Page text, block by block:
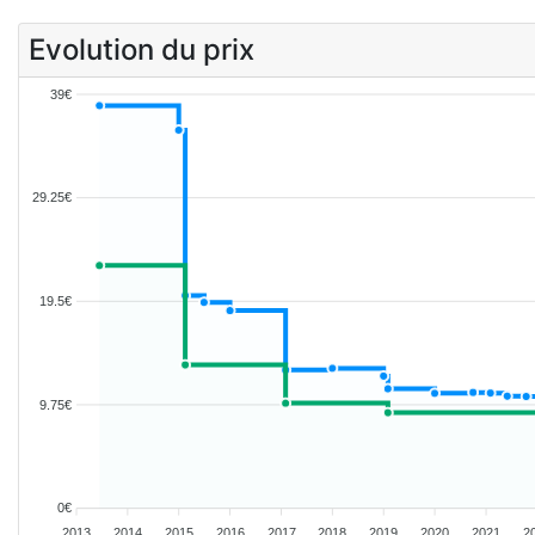
Evolution du prix
39€
29.25€
19.5€
9.75€
0€
2013
2014 2015 2016 2017 2018 2019 2020 2021